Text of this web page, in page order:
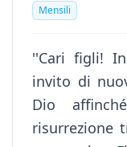
Mensili
''Cari figli!
invito di
Dio
risurrezione